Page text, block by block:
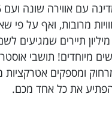
מרובות, ואף על פי
מתוך כ20 מיליון תיירים
מיוחדים! תושבי
ומספקים אטרקציות
את כל אחד מכם.